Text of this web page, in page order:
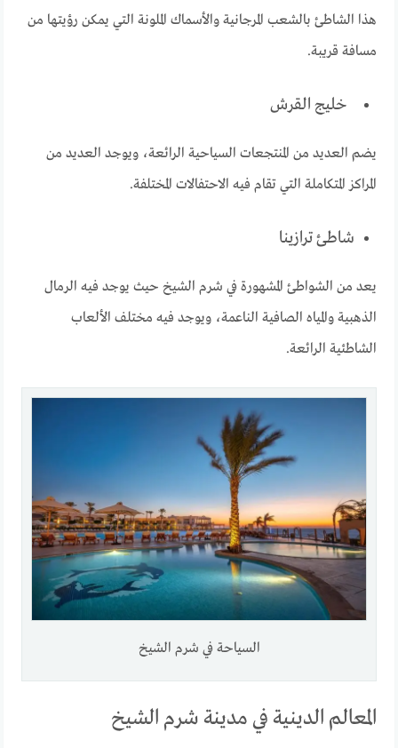
هذا الشاطئ بالشعب المرجانية والأسماك الملونة التي يمكن رؤيتها من
مسافة قريبة.
خليج القرش
يضم العديد من المنتجعات السياحية الرائعة، ويوجد العديد من
المراكز المتكاملة التي تقام فيه الاحتفالات المختلفة.
شاطئ ترازينا
يعد من الشواطئ المشهورة في شرم الشيخ حيث يوجد فيه الرمال
الذهبية والمياه الصافية الناعمة، ويوجد فيه مختلف الألعاب
الشاطئية الرائعة.
السياحة في شرم الشيخ
المعالم الدينية في مدينة شرم الشيخ